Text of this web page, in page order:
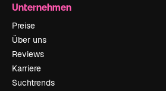
Unternehmen
Preise
Über uns
Reviews
Karriere
Suchtrends